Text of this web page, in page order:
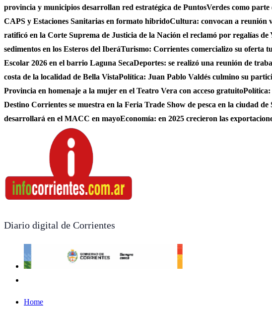
provincia y municipios desarrollan red estratégica de PuntosVerdes como parte
CAPS y Estaciones Sanitarias en formato hibridoCultura: convocan a reunión
ratificó en la Corte Suprema de Justicia de la Nación el reclamó por regalías de
sedimentos en los Esteros del IberáTurismo: Corrientes comercializo su oferta
Escolar 2026 en el barrio Laguna SecaDeportes: se realizó una reunión de
costa de la localidad de Bella VistaPolítica: Juan Pablo Valdés culmino su
Provincia en homenaje a la mujer en el Teatro Vera con acceso gratuitoPolítica:
Destino Corrientes se muestra en la Feria Trade Show de pesca en la ciudad de
desarrollará en el MACC en mayoEconomía: en 2025 crecieron las
Diario digital de Corrientes
Home